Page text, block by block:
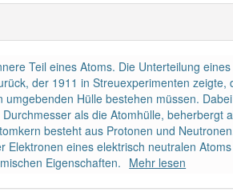
aber mit einem
Spielapp-Nutzer haben den Artikel
Teil eines Atoms. Die Unterteilung
der 1911 in Streuexperimenten zeigte,
Hülle bestehen müssen.
als die Atomhülle, beherbergt
besteht aus Protonen und
Elektronen eines elektrisch neutralen
Eigenschaften.
Mehr lesen